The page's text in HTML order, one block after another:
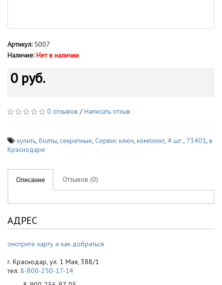
Артикул:5007
Наличие: Нет в наличии
0 руб.
0 отзывов /Написать отзыв
купить, болты, секретные, Сервис ключ, комплект, 4 шт., 73401, в
Краснодаре
Описание Отзывов (0)
АДРЕС
смотрите карту и как добраться
г. Краснодар, ул. 1 Мая, 388/1
тел. 8-800-250-17-14